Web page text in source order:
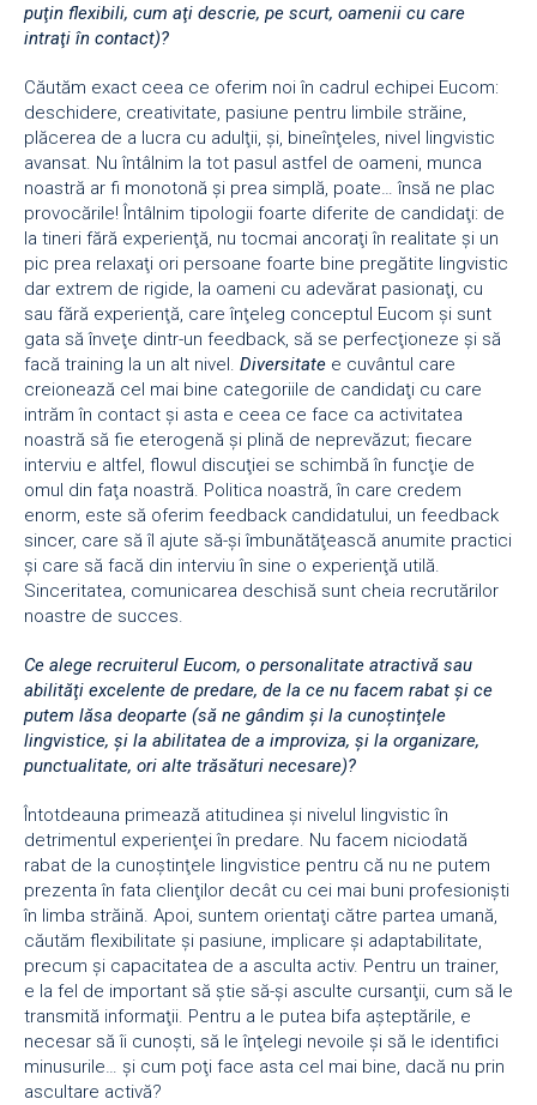
puţin flexibili, cum aţi descrie, pe scurt, oamenii cu care
intraţi în contact)?
Căutăm exact ceea ce oferim noi în cadrul echipei Eucom:
deschidere, creativitate, pasiune pentru limbile străine,
plăcerea de a lucra cu adulţii, şi, bineînţeles, nivel lingvistic
avansat. Nu întâlnim la tot pasul astfel de oameni, munca
noastră ar fi monotonă şi prea simplă, poate… însă ne plac
provocările! Întâlnim tipologii foarte diferite de candidaţi: de
la tineri fără experienţă, nu tocmai ancoraţi în realitate şi un
pic prea relaxaţi ori persoane foarte bine pregătite lingvistic
dar extrem de rigide, la oameni cu adevărat pasionaţi, cu
sau fără experienţă, care înţeleg conceptul Eucom şi sunt
gata să înveţe dintr-un feedback, să se perfecţioneze şi să
facă training la un alt nivel. Diversitate e cuvântul care
creionează cel mai bine categoriile de candidaţi cu care
intrăm în contact şi asta e ceea ce face ca activitatea
noastră să fie eterogenă şi plină de neprevăzut; fiecare
interviu e altfel, flowul discuţiei se schimbă în funcţie de
omul din faţa noastră. Politica noastră, în care credem
enorm, este să oferim feedback candidatului, un feedback
sincer, care să îl ajute să-şi îmbunătăţească anumite practici
şi care să facă din interviu în sine o experienţă utilă.
Sinceritatea, comunicarea deschisă sunt cheia recrutărilor
noastre de succes.
Ce alege recruiterul Eucom, o personalitate atractivă sau
abilităţi excelente de predare, de la ce nu facem rabat şi ce
putem lăsa deoparte (să ne gândim şi la cunoştinţele
lingvistice, şi la abilitatea de a improviza, şi la organizare,
punctualitate, ori alte trăsături necesare)?
Întotdeauna primează atitudinea şi nivelul lingvistic în
detrimentul experienţei în predare. Nu facem niciodată
rabat de la cunoştinţele lingvistice pentru că nu ne putem
prezenta în fata clienţilor decât cu cei mai buni profesionişti
în limba străină. Apoi, suntem orientaţi către partea umană,
căutăm flexibilitate şi pasiune, implicare şi adaptabilitate,
precum şi capacitatea de a asculta activ. Pentru un trainer,
e la fel de important să ştie să-şi asculte cursanţii, cum să le
transmită informaţii. Pentru a le putea bifa aşteptările, e
necesar să îi cunoşti, să le înţelegi nevoile şi să le identifici
minusurile… şi cum poţi face asta cel mai bine, dacă nu prin
ascultare activă?